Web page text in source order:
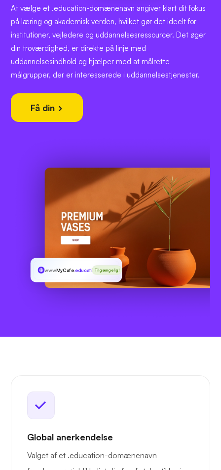
At vælge et .education-domænenavn angiver klart dit fokus
på læring og akademisk verden, hvilket gør det ideelt for
institutioner, vejledere og uddannelsesressourcer. Det øger
din troværdighed, er direkte på linje med
uddannelsesindhold og hjælper med at målrette
målgrupper, der er interesserede i uddannelsestjenester.
Få din
wwwMyCafe.educationTilgængelig!
Global anerkendelse
Valget af et .education-domænenavn